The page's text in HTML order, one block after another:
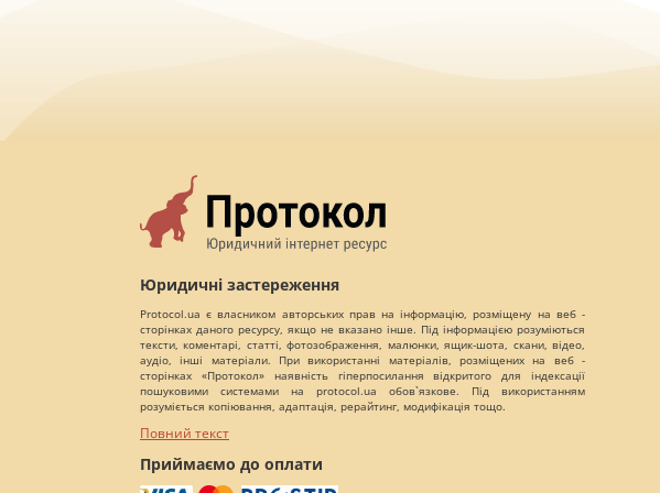
Юридичні застереження
Protocol.ua є власником авторських прав на інформацію, розміщену на веб -
сторінках даного ресурсу, якщо не вказано інше. Під інформацією розуміються
тексти, коментарі, статті, фотозображення, малюнки, ящик-шота, скани, відео,
аудіо, інші матеріали. При використанні матеріалів, розміщених на веб -
сторінках «Протокол» наявність гіперпосилання відкритого для індексації
пошуковими системами на protocol.ua обов`язкове. Під використанням
розуміється копіювання, адаптація, рерайтинг, модифікація тощо.
Повний текст
Приймаємо до оплати